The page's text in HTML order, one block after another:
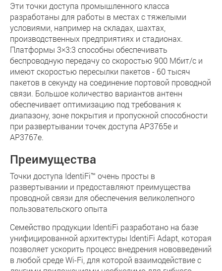
Эти точки доступа промышленного класса
разработаны для работы в местах с тяжелыми
условиями, например на складах, шахтах,
производственных предприятиях и стадионах.
Платформы 3×3:3 способны обеспечивать
беспроводную передачу со скоростью 900 Мбит/с и
имеют скоростью пересылки пакетов - 60 тысяч
пакетов в секунду на соединение портовой проводной
связи. Большое количество вариантов антенн
обеспечивает оптимизацию под требования к
диапазону, зоне покрытия и пропускной способности
при развертывании точек доступа AP3765e и
AP3767e.
Преимущества
Точки доступа IdentiFi™ очень просты в
развертывании и предоставляют преимущества
проводной связи для обеспечения великолепного
пользовательского опыта
Семейство продукции IdentiFi разработано на базе
унифицированной архитектуры IdentiFi Adapt, которая
позволяет ускорить процесс внедрения нововведений
в любой среде Wi-Fi, для которой взаимодействие с